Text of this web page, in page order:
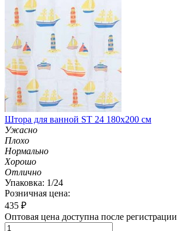
Штора для ванной ST 24 180х200 см
Ужасно
Плохо
Нормально
Хорошо
Отлично
Упаковка: 1/24
Розничная цена:
435 ₽
Оптовая цена доступна после регистрации